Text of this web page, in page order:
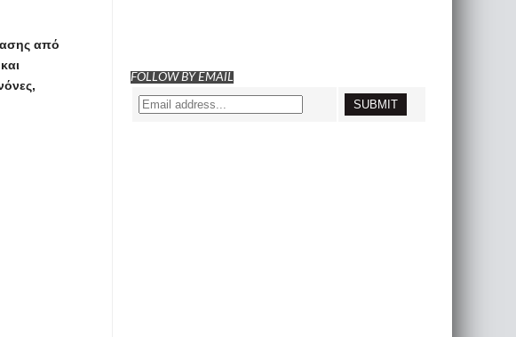
από
FOLLOW BY EMAIL